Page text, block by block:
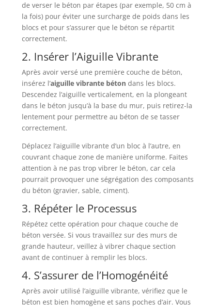
de verser le béton par étapes (par exemple, 50 cm à
la fois) pour éviter une surcharge de poids dans les
blocs et pour s’assurer que le béton se répartit
correctement.
2. Insérer l’Aiguille Vibrante
Après avoir versé une première couche de béton,
insérez l’aiguille vibrante bétondans les blocs.
Descendez l’aiguille verticalement, en la plongeant
dans le béton jusqu’à la base du mur, puis retirez-la
lentement pour permettre au béton de se tasser
correctement.
Déplacez l’aiguille vibrante d’un bloc à l’autre, en
couvrant chaque zone de manière uniforme. Faites
attention à ne pas trop vibrer le béton, car cela
pourrait provoquer une ségrégation des composants
du béton (gravier, sable, ciment).
3. Répéter le Processus
Répétez cette opération pour chaque couche de
béton versée. Si vous travaillez sur des murs de
grande hauteur, veillez à vibrer chaque section
avant de continuer à remplir les blocs.
4. S’assurer de l’Homogénéité
Après avoir utilisé l’aiguille vibrante, vérifiez que le
béton est bien homogène et sans poches d’air. Vous